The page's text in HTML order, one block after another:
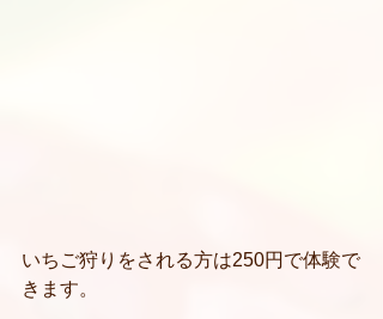
いちご狩りをされる方は250円で体験で
きます。